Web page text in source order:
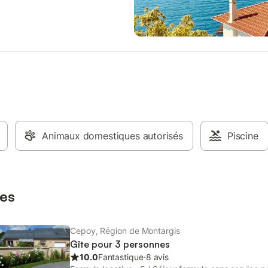
- un événement familial :
canaux à proximité. - vous êtes
: meublé équipé pour
jours ou plusieurs semaines pour
Animaux domestiques autorisés Piscine
Cepoy, Région de Montargis
Gîte pour 3 personnes
10.0Fantastique⋅8 avis